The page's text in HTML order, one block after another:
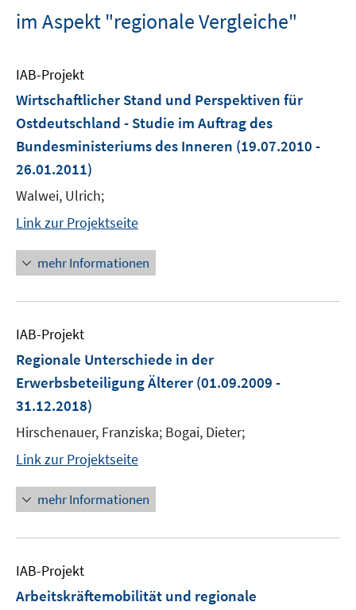
im Aspekt "regionale Vergleiche"
IAB-Projekt
Wirtschaftlicher Stand und Perspektiven für
Ostdeutschland - Studie im Auftrag des
Bundesministeriums des Inneren (19.07.2010 -
26.01.2011)
Walwei, Ulrich;
Link zur Projektseite
mehr Informationen
IAB-Projekt
Regionale Unterschiede in der
Erwerbsbeteiligung Älterer (01.09.2009 -
31.12.2018)
Hirschenauer, Franziska; Bogai, Dieter;
Link zur Projektseite
mehr Informationen
IAB-Projekt
Arbeitskräftemobilität und regionale